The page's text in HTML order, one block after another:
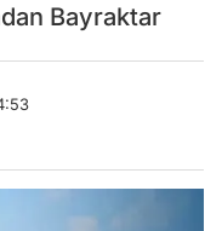
Bayraktar